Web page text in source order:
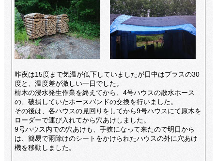
昨夜は15度まで気温が低下していましたが日中はプラスの30
度と、温度差が激しい一日でした。
榾木の浸水発生作業を終えてから、4号ハウスの散水ホース
の、破損していたホースバンドの交換を行いました。
その後は、各ハウスの見回りをしてから9号ハウスにて原木を
ローダーで運び入れてから穴あけしました。
9号ハウス内での穴あけも、手狭になって来たので明日から
は、簡易で雨除けのシートをかけられたハウスの外に穴あけ
機を移動しました。